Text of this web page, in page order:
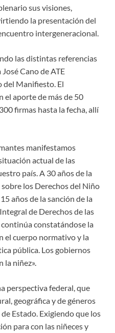
sus visiones,
la presentación del
intergeneracional.
las distintas referencias
Cano de ATE
del Manifiesto. El
el aporte de más de 50
firmas hasta la fecha, allí
manifestamos
actual de las
país. A 30 años de la
los Derechos del Niño
años de la sanción de la
de Derechos de las
constatándose la
el cuerpo normativo y la
pública. Los gobiernos
la niñez».
perspectiva federal, que
geográfica y de géneros
Estado. Exigiendo que los
para con las niñeces y